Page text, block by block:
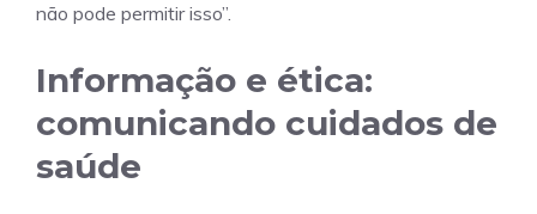
não pode permitir isso”.
Informação e ética:
comunicando cuidados de
saúde